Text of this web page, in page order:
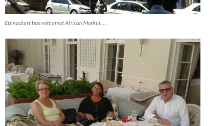
Ett vackert hus mitt emot African Market …